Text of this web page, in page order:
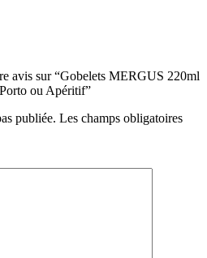
avis sur “Gobelets MERGUS 220ml
ou Apéritif”
publiée. Les champs obligatoires